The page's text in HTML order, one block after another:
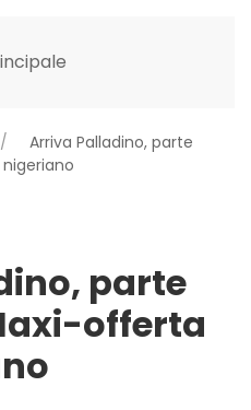
Arriva Palladino, parte
parte
offerta